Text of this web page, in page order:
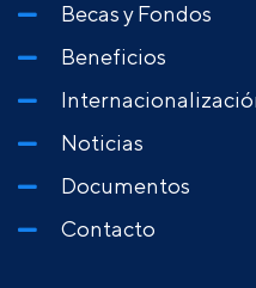
Becas y Fondos
Beneficios
Noticias
Documentos
Contacto